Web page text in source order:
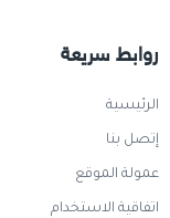
روابط سريعة
الرئيسية
إتصل بنا
عمولة الموقع
اتفاقية الاستخدام